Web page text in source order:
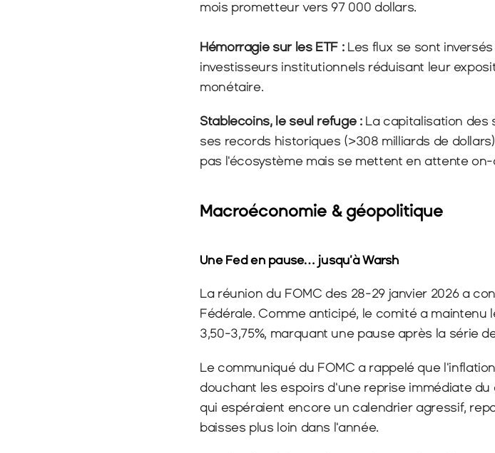
mois prometteur vers 97 000 dollars.
Hémorragie sur les ETF : Les flux se sont
investisseurs institutionnels réduisant leur
monétaire.
Stablecoins, le seul refuge : La capitalisation des
ses records historiques (>308 milliards de
pas l'écosystème mais se mettent en attente on-
Macroéconomie & géopolitique
Une Fed en pause… jusqu’à Warsh
La réunion du FOMC des 28-29 janvier 2026 a
Fédérale. Comme anticipé, le comité a
3,50-3,75%, marquant une pause après la série
Le communiqué du FOMC a rappelé que
douchant les espoirs d'une reprise immédiate
qui espéraient encore un calendrier agressif,
baisses plus loin dans l'année.